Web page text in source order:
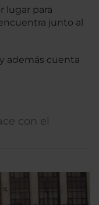
lugar para
junto al
además cuenta
con el